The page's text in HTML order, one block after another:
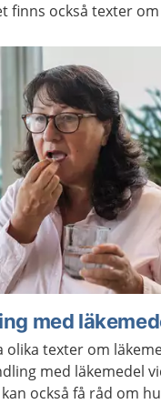
finns också texter
med
olika texter om
med läkemedel
också få råd om